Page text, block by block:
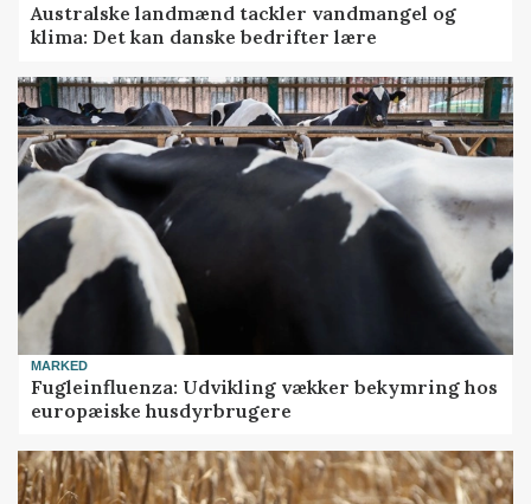
Australske landmænd tackler vandmangel og
klima: Det kan danske bedrifter lære
MARKED
Fugleinfluenza: Udvikling vækker bekymring hos
europæiske husdyrbrugere